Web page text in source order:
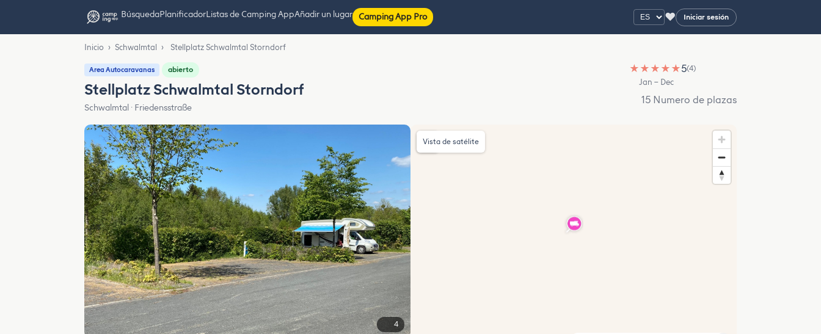
BúsquedaPlanificadorListas de Camping AppAñadir un lugar Camping App Pro ♥ Iniciar sesión
Inicio › Schwalmtal › Stellplatz Schwalmtal Storndorf
Area Autocaravanas abierto
Stellplatz Schwalmtal Storndorf
Schwalmtal · Friedensstraße
★ ★ ★ ★ ★5(4)
Jan – Dec
15 Numero de plazas
4
Vista de satélite